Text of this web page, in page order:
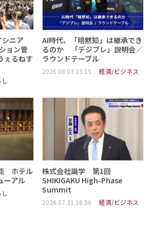
シニア
ョン管
ぇるねす
し
AI時代、「暗黙知」は継承でき
るのか 「デジブレ」説明会／
ラウンドテーブル
2026.08.03 15:15 経済/ビジネス
ホテル
ーアル
し
株式会社識学 第1回
SHIKIGAKU High-Phase
Summit
2026.07.31 16:56 経済/ビジネス